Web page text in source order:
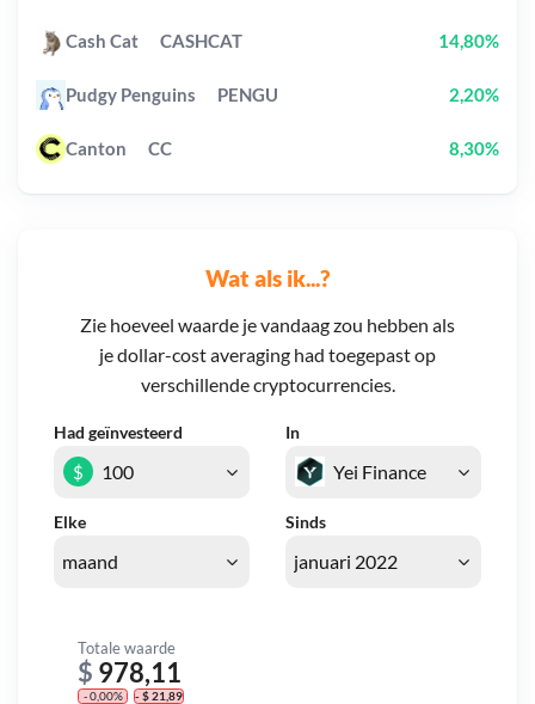
Wat als ik...?
Zie hoeveel waarde je vandaag zou hebben als
je dollar-cost averaging had toegepast op
verschillende cryptocurrencies.
Had geïnvesteerd In
Elke Sinds
$
Totale waarde
$ 978,11
- 0,00% - $ 21,89
Cash Cat CASHCAT 14,80%
Pudgy Penguins PENGU 2,20%
Canton CC 8,30%